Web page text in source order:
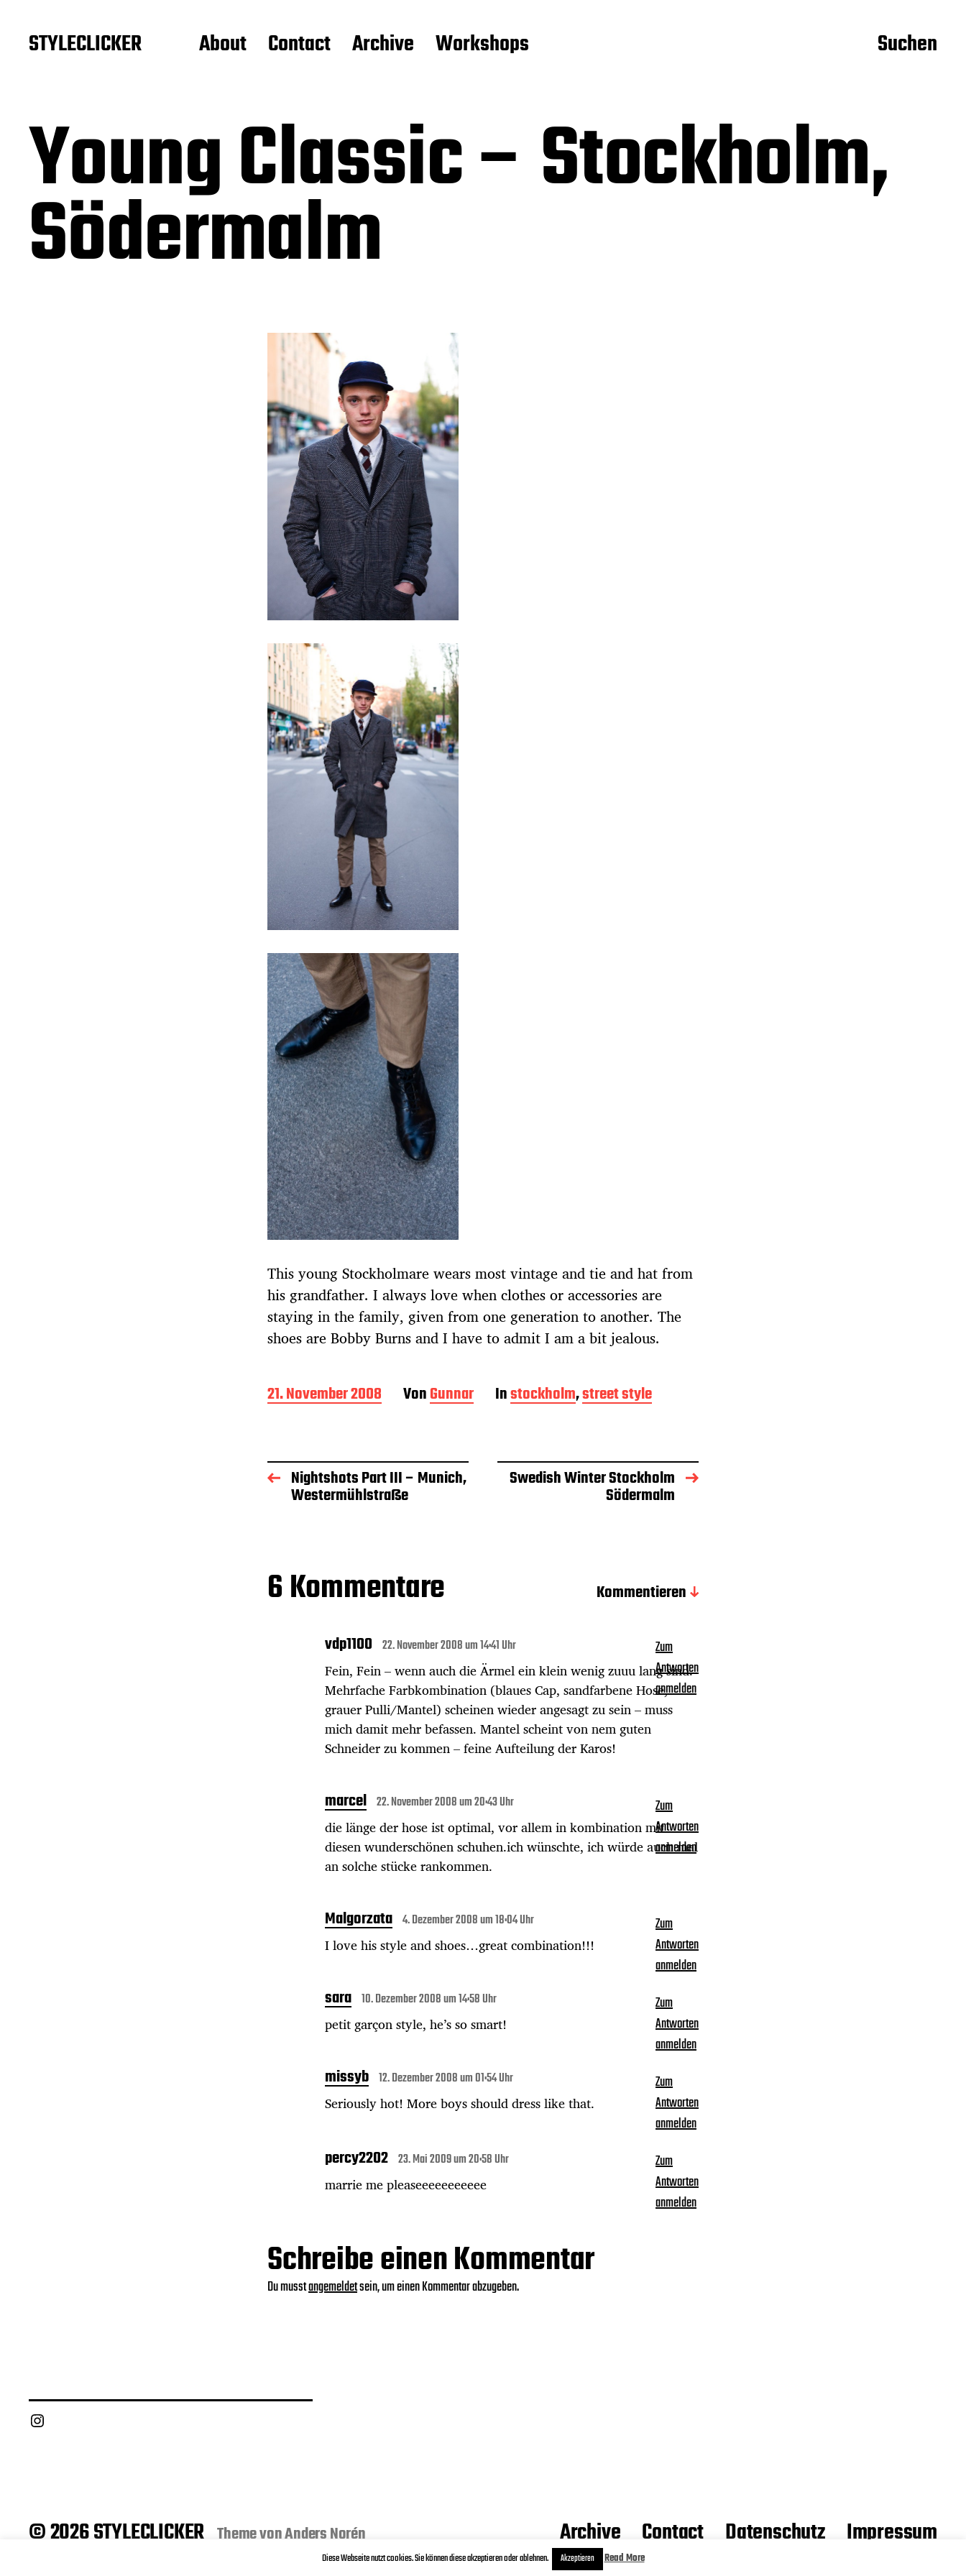
STYLECLICKER About Contact Archive Workshops Suchen
Young Classic – Stockholm,
Södermalm
This young Stockholmare wears most vintage and tie and hat from
his grandfather. I always love when clothes or accessories are
staying in the family, given from one generation to another. The
shoes are Bobby Burns and I have to admit I am a bit jealous.
B
e
r
a
g
u
m
21. November 2008 VonGunnar Instockholm,street style
Nightshots Part III – Munich,
Westermühlstraße
Swedish Winter Stockholm
Södermalm
6 Kommentare Kommentieren
vdp1100 22. November 2008 um 14:41 Uhr
Fein, Fein – wenn auch die Ärmel ein klein wenig zuuu lang sind.
Mehrfache Farbkombination (blaues Cap, sandfarbene Hose,
grauer Pulli/Mantel) scheinen wieder angesagt zu sein – muss
mich damit mehr befassen. Mantel scheint von nem guten
Schneider zu kommen – feine Aufteilung der Karos!
Zum
Antworten
anmelden
marcel 22. November 2008 um 20:43 Uhr
die länge der hose ist optimal, vor allem in kombination mit
diesen wunderschönen schuhen.ich wünschte, ich würde auch mal
an solche stücke rankommen.
Zum
Antworten
anmelden
Malgorzata 4. Dezember 2008 um 18:04 Uhr
I love his style and shoes…great combination!!!
Zum
Antworten
anmelden
sara 10. Dezember 2008 um 14:58 Uhr
petit garçon style, he’s so smart!
Zum
Antworten
anmelden
missyb 12. Dezember 2008 um 01:54 Uhr
Seriously hot! More boys should dress like that.
Zum
Antworten
anmelden
percy2202 23. Mai 2009 um 20:58 Uhr
marrie me pleaseeeeeeeeeee
Zum
Antworten
anmelden
Schreibe einen Kommentar
Du musstangemeldetsein, um einen Kommentar abzugeben.
Instagram
© 2026 STYLECLICKER Theme vonAnders Norén Archive Contact Datenschutz Impressum
Diese Webseite nutzt cookies. Sie können diese akzeptieren oder ablehnen. Akzeptieren Read More